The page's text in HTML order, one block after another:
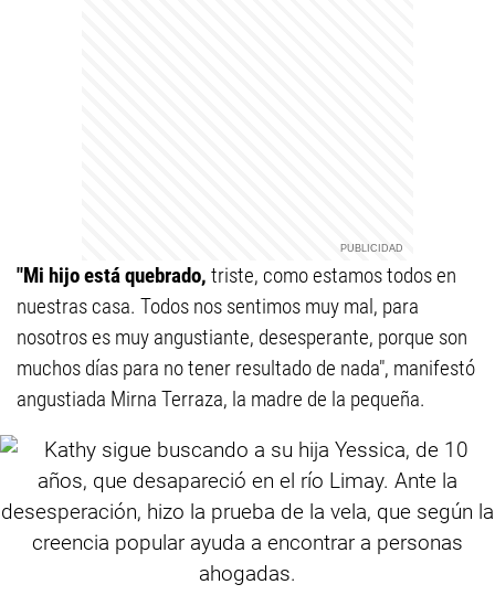
"Mi hijo está quebrado, triste, como estamos todos en
nuestras casa. Todos nos sentimos muy mal, para
nosotros es muy angustiante, desesperante, porque son
muchos días para no tener resultado de nada", manifestó
angustiada Mirna Terraza, la madre de la pequeña.